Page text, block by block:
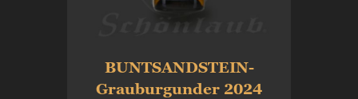
BUNTSANDSTEIN-
Grauburgunder 2024